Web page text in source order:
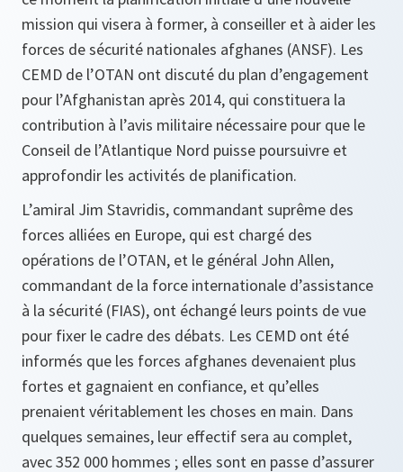
mission qui visera à former, à conseiller et à aider les
forces de sécurité nationales afghanes (ANSF). Les
CEMD de l’OTAN ont discuté du plan d’engagement
pour l’Afghanistan après 2014, qui constituera la
contribution à l’avis militaire nécessaire pour que le
Conseil de l’Atlantique Nord puisse poursuivre et
approfondir les activités de planification.
L’amiral Jim Stavridis, commandant suprême des
forces alliées en Europe, qui est chargé des
opérations de l’OTAN, et le général John Allen,
commandant de la force internationale d’assistance
à la sécurité (FIAS), ont échangé leurs points de vue
pour fixer le cadre des débats. Les CEMD ont été
informés que les forces afghanes devenaient plus
fortes et gagnaient en confiance, et qu’elles
prenaient véritablement les choses en main. Dans
quelques semaines, leur effectif sera au complet,
avec 352 000 hommes ; elles sont en passe d’assurer